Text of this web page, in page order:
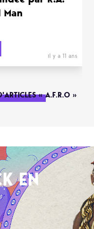
Man
il y a 11 ans
« A.F.R.O »
EN